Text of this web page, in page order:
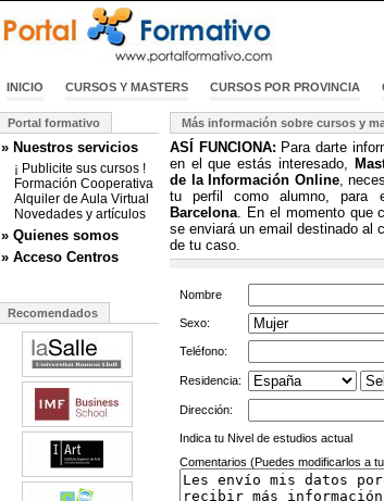
INICIO CURSOS Y MASTERS CURSOS POR PROVINCIA
Portal formativo
» Nuestros servicios
¡ Publicite sus cursos !
Formación Cooperativa
Alquiler de Aula Virtual
Novedades y artículos
» Quienes somos
» Acceso Centros
Recomendados
Más información sobre cursos y
ASÍ FUNCIONA: Para darte
en el que estás interesado,
de la Información Online,
tu perfil como alumno, para
Barcelona. En el momento que
se enviará un email destinado al
de tu caso.
Nombre
Sexo:
Teléfono:
Residencia:
Dirección:
Indica tu Nivel de estudios actual
Comentarios (Puedes modificarlos a